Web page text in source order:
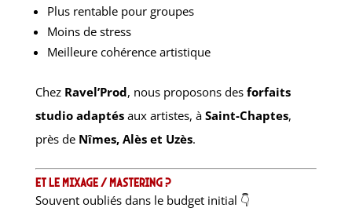
Plus rentable pour groupes
Moins de stress
Meilleure cohérence artistique
Chez Ravel’Prod, nous proposons des forfaits
studio adaptésaux artistes, à Saint-Chaptes,
près de Nîmes, Alès et Uzès.
Et le mixage / mastering ?
Souvent oubliés dans le budget initial 👇